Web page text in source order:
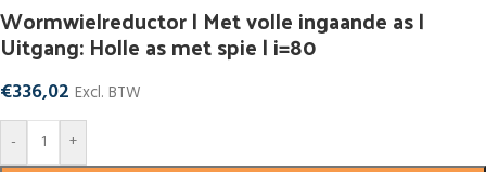
Wormwielreductor | Met volle ingaande as |
Uitgang: Holle as met spie | i=80
€336,02 Excl. BTW
-
+